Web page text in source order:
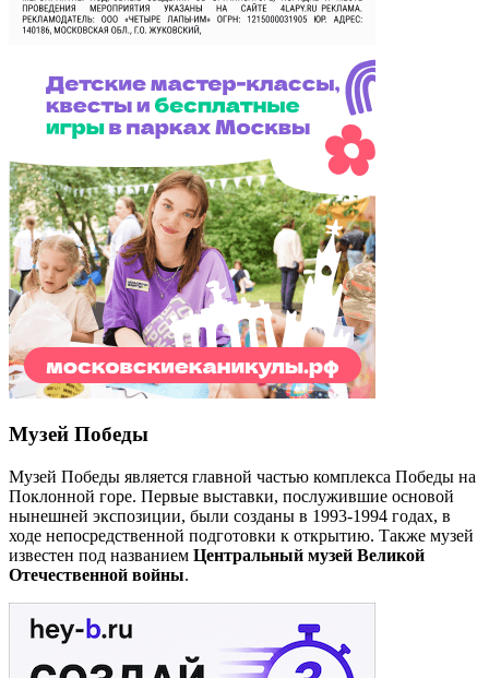
Музей Победы
Музей Победы является главной частью комплекса Победы на
Поклонной горе. Первые выставки, послужившие основой
нынешней экспозиции, были созданы в 1993-1994 годах, в
ходе непосредственной подготовки к открытию. Также музей
известен под названием Центральный музей Великой
Отечественной войны.